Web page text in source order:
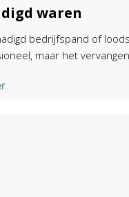
waren
bedrijfspand of
maar het